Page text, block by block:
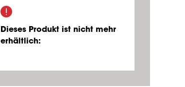
Dieses Produkt ist nicht mehr
erhältlich: